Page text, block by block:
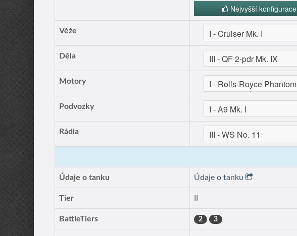
Nejvyšší konfigurace
Věže
Děla
Motory
Podvozky
Rádia
Údaje o tanku Údaje o tanku
Tier
BattleTiers 2 3